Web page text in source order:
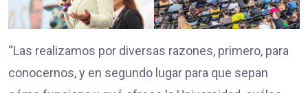
“Las realizamos por diversas razones, primero, para
conocernos, y en segundo lugar para que sepan